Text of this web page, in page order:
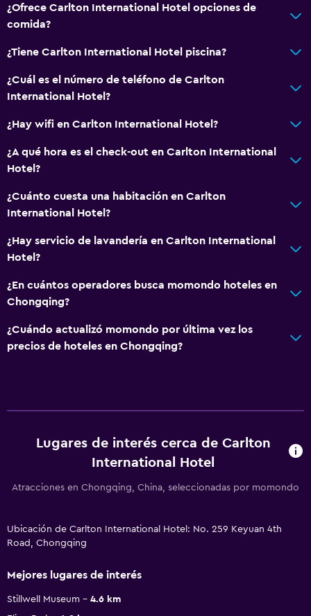
¿Ofrece Carlton International Hotel opciones de
comida?
¿Tiene Carlton International Hotel piscina?
¿Cuál es el número de teléfono de Carlton
International Hotel?
¿Hay wifi en Carlton International Hotel?
¿A qué hora es el check-out en Carlton International
Hotel?
¿Cuánto cuesta una habitación en Carlton
International Hotel?
¿Hay servicio de lavandería en Carlton International
Hotel?
¿En cuántos operadores busca momondo hoteles en
Chongqing?
¿Cuándo actualizó momondo por última vez los
precios de hoteles en Chongqing?
Lugares de interés cerca de Carlton
International Hotel
Atracciones en Chongqing, China, seleccionadas por momondo
Ubicación de Carlton International Hotel: No. 259 Keyuan 4th
Road, Chongqing
Mejores lugares de interés
Stillwell Museum
4.6 km